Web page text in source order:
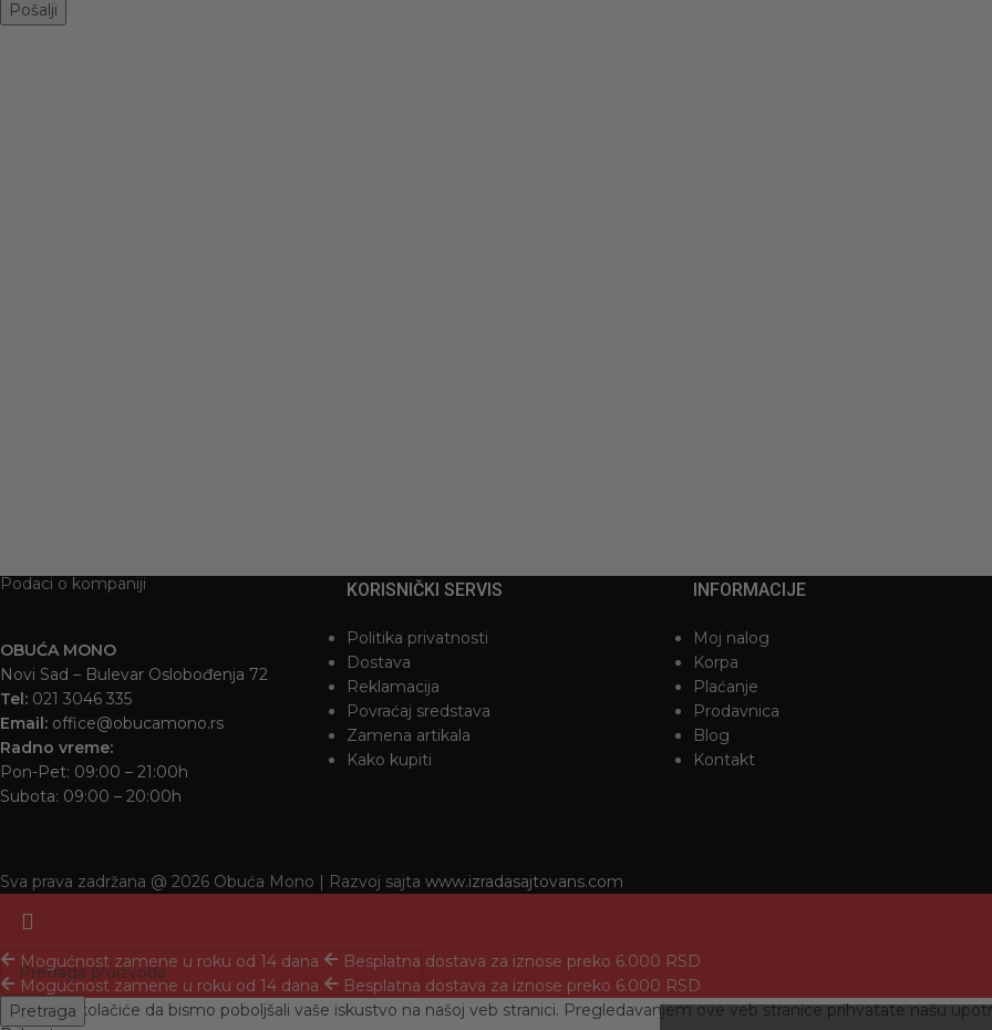
Podaci o kompaniji
OBUĆA MONO
Novi Sad – Bulevar Oslobođenja 72
Tel: 021 3046 335
Email: office@obucamono.rs
Radno vreme:
Pon-Pet: 09:00 – 21:00h
Subota: 09:00 – 20:00h
KORISNIČKI SERVIS
Politika privatnosti
Dostava
Reklamacija
Povraćaj sredstava
Zamena artikala
Kako kupiti
INFORMACIJE
Moj nalog
Korpa
Plaćanje
Prodavnica
Blog
Kontakt
Sva prava zadržana @ 2026 Obuća Mono | Razvoj sajta www.izradasajtovans.com
Pretraga
Mogućnost zamene u roku od 14 dana
Besplatna dostava za iznose preko 6.000 RSD
Mogućnost zamene u roku od 14 dana
Besplatna dostava za iznose preko 6.000 RSD
Koristimo kolačiće da bismo poboljšali vaše iskustvo na našoj veb stranici. Pregledavanjem ove veb stranice prihvatate našu